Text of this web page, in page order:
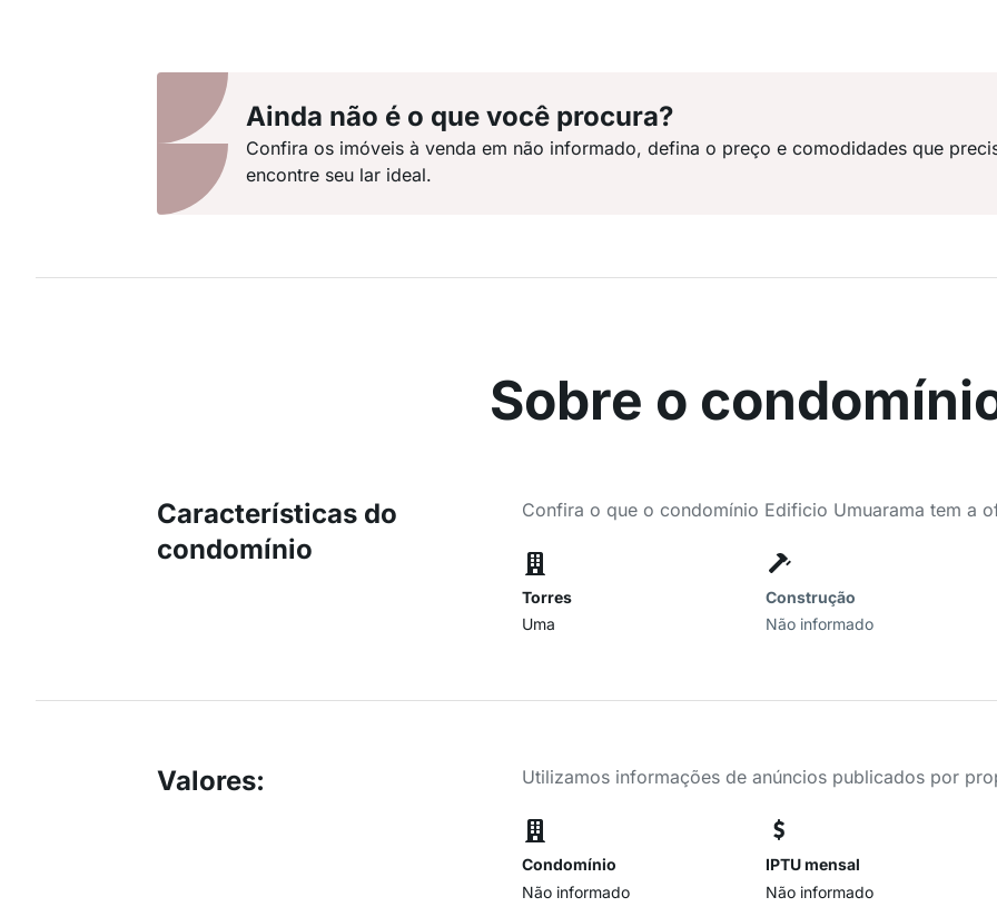
Ainda não é o que você procura?
Confira os imóveis à venda em não informado, defina o preço e comodidades que
encontre seu lar ideal.
Sobre o
Características do
condomínio
Confira o que o condomínio Edificio Umuarama tem a
Torres
Uma
Construção
Não informado
Valores: Utilizamos informações de anúncios publicados por
Condomínio
Não informado
IPTU mensal
Não informado